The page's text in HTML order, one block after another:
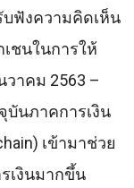
บฟังความคิดเห็น
ชนในการให้
วาคม 2563 –
บันภาคการเงิน
เข้ามาช่วย
เงินมากขึ้น